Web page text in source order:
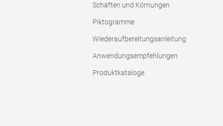
Schäften und Körnungen
Piktogramme
Wiederaufbereitungsanleitung
Anwendungsempfehlungen
Produktkataloge